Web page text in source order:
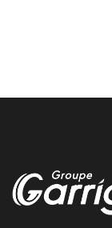
Maribon
Chez garrigue